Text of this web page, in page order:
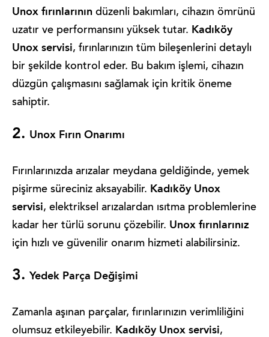
Unox fırınlarının düzenli bakımları, cihazın ömrünü
uzatır ve performansını yüksek tutar. Kadıköy
Unox servisi, fırınlarınızın tüm bileşenlerini detaylı
bir şekilde kontrol eder. Bu bakım işlemi, cihazın
düzgün çalışmasını sağlamak için kritik öneme
sahiptir.
2. Unox Fırın Onarımı
Fırınlarınızda arızalar meydana geldiğinde, yemek
pişirme süreciniz aksayabilir. Kadıköy Unox
servisi, elektriksel arızalardan ısıtma problemlerine
kadar her türlü sorunu çözebilir. Unox fırınlarınız
için hızlı ve güvenilir onarım hizmeti alabilirsiniz.
3. Yedek Parça Değişimi
Zamanla aşınan parçalar, fırınlarınızın verimliliğini
olumsuz etkileyebilir. Kadıköy Unox servisi,